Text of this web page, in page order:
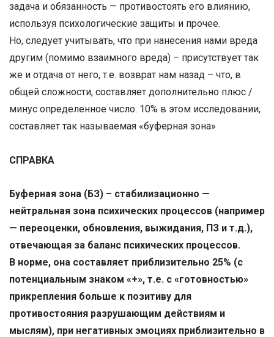
задача и обязанность — противостоять его влиянию,
используя психологические защиты и прочее.
Но, следует учитывать, что при нанесения нами вреда
другим (помимо взаимного вреда) – присутствует так
же и отдача от него, т.е. возврат нам назад – что, в
общей сложности, составляет дополнительно плюс /
минус определенное число. 10% в этом исследовании,
составляет так называемая «буферная зона»
СПРАВКА
Буферная зона (БЗ) – стабилизационно —
нейтральная зона психических процессов (например
— переоценки, обновления, выжидания, ПЗ и т.д.),
отвечающая за баланс психических процессов.
В норме, она составляет приблизительно 25% (с
потенциальным знаком «+», т.е. с «готовностью»
прикрепления больше к позитиву для
противостояния разрушающим действиям и
мыслям), при негативных эмоциях приблизительно в